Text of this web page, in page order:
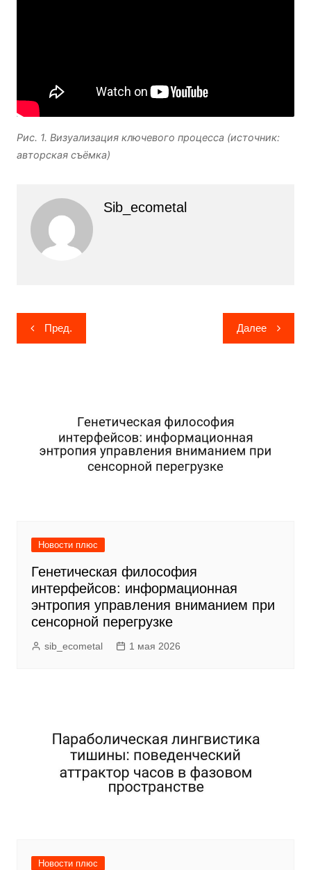
Рис. 1. Визуализация ключевого процесса (источник:
авторская съёмка)
Sib_ecometal
Навигация
по
Пред. Далее
Новости плюс
Генетическая философия
интерфейсов: информационная
энтропия управления вниманием при
сенсорной перегрузке
sib_ecometal 1 мая 2026
Новости плюс